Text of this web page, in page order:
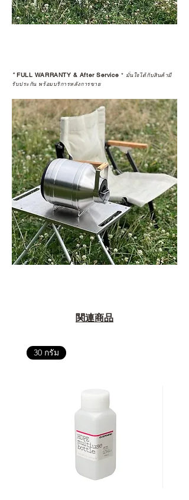
*FULL WARRANTY & After Service * มั่นใจได้กับสินค้ามี
รับประกัน พร้อมบริการหลังการขาย
関連商品
30 กรัม